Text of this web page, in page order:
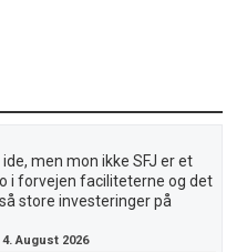
men mon ikke SFJ er et
i forvejen faciliteterne og det
store investeringer på
4. August 2026